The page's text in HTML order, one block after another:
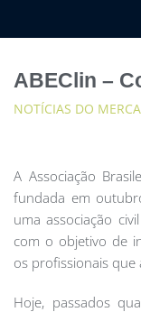
para
conteúdo
ABEClin –
NOTÍCIAS DO
A Associação
fundada em
uma associação
com o objetivo de
os profissionais que
Hoje, passados